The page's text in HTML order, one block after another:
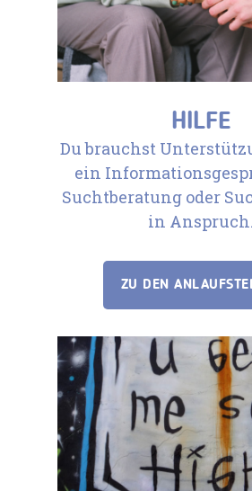
HILFE
Du brauchst
ein
Suchtberatung oder
in Anspruch.
ZU DEN